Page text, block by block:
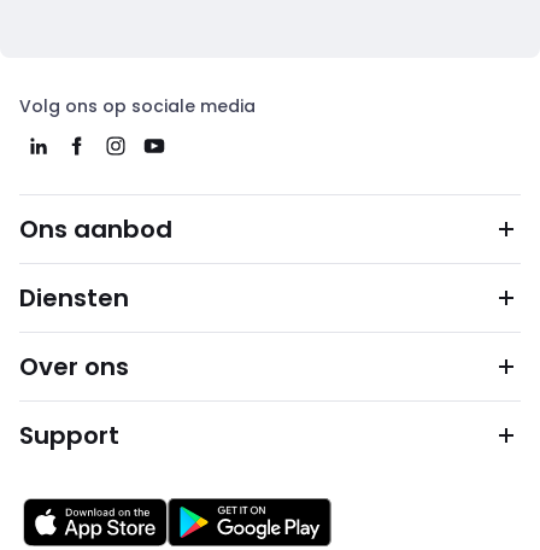
Volg ons op sociale media
Ons aanbod
Diensten
Over ons
Support